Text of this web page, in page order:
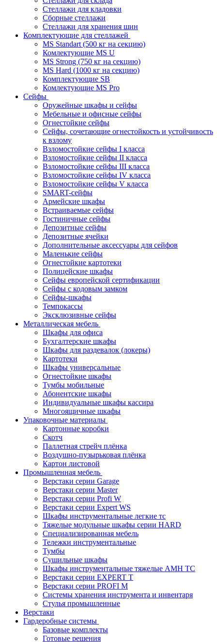
Стеллажи для кладовки
Сборные стеллажи
Стеллажи для хранения шин
Комплектующие для стеллажей
MS Standart (500 кг на секцию)
Комлектующие MS U
MS Strong (750 кг на секцию)
MS Hard (1000 кг на секцию)
Комплектующие SB
Комлектующие MS Pro
Сейфы
Оружейные шкафы и сейфы
Мебельные и офисные сейфы
Огнестойкие сейфы
Сейфы, сочетающие огнестойкость и устойчивость
к взлому
Взломостойкие сейфы I класса
Взломостойкие сейфы II класса
Взломостойкие сейфы III класса
Взломостойкие сейфы IV класса
Взломостойкие сейфы V класса
SMART-сейфы
Армейские шкафы
Встраиваемые сейфы
Гостиничные сейфы
Депозитные сейфы
Депозитные ячейки
Дополнительные аксессуары для сейфов
Маленькие сейфы
Огнестойкие картотеки
Полицейские шкафы
Сейфы европейской сертификации
Сейфы с кодовым замком
Сейфы-шкафы
Темпокассы
Эксклюзивные сейфы
Металлическая мебель
Шкафы для офиса
Бухгалтерские шкафы
Шкафы для раздевалок (локеры)
Картотеки
Шкафы универсальные
Огнестойкие шкафы
Тумбы мобильные
Абонентские шкафы
Индивидуальные шкафы кассира
Многоящичные шкафы
Упаковочные материалы
Картонные коробки
Скотч
Паллетная стрейч плёнка
Воздушно-пузырьковая плёнка
Картон листовой
Промышленная мебель
Верстаки серии Garage
Верстаки серии Master
Верстаки серии Profi W
Верстаки серии Expert WS
Шкафы инструментальные легкие тс
Тяжелые модульные шкафы серии HARD
Cпециализированная мебель
Тележки инструментальные
Тумбы
Cушильные шкафы
Шкафы инструментальные тяжелые AMH TC
Верстаки серии EXPERT T
Верстаки серии PROFI M
Системы хранения инструмента и инвентаря
Стулья промышленные
Верстаки
Гардеробные системы
Базовые комплекты
Готовые решения